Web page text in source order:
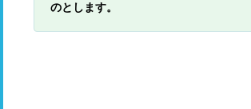
のとします。